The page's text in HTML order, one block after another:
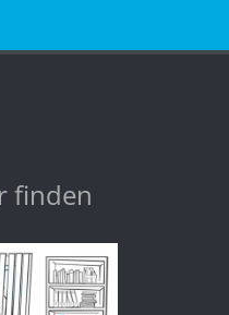
finden